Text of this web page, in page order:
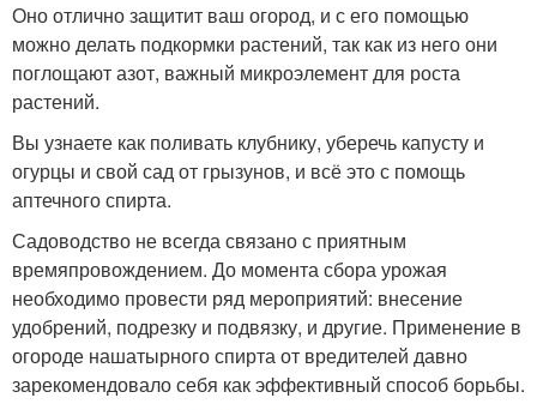
Спирт для цветов
Оно отлично защитит ваш огород, и с его помощью
можно делать подкормки растений, так как из него они
поглощают азот, важный микроэлемент для роста
растений.
Вы узнаете как поливать клубнику, уберечь капусту и
огурцы и свой сад от грызунов, и всё это с помощь
аптечного спирта.
Садоводство не всегда связано с приятным
времяпровождением. До момента сбора урожая
необходимо провести ряд мероприятий: внесение
удобрений, подрезку и подвязку, и другие. Применение в
огороде нашатырного спирта от вредителей давно
зарекомендовало себя как эффективный способ борьбы.